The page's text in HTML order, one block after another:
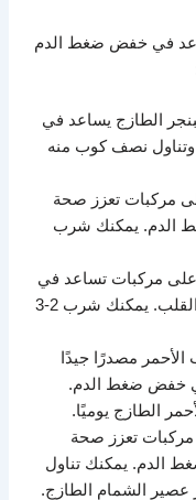
في خفض ضغط الدم
الطازج يساعد في
نصف كوب منه
مركبات تعزز صحة
الدم. يمكنك شرب
على مركبات تساعد في
توسيع الأوعية الدموية وتحسين صحة القلب. يمكنك شرب 2-3
مصدرًا جيدًا
خفض ضغط الدم.
الطازج يوميًا.
تعزز صحة
الدم. يمكنك تناول
عصير الشمام الطازج.